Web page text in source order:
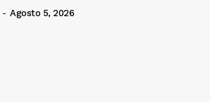
- Agosto 5, 2026